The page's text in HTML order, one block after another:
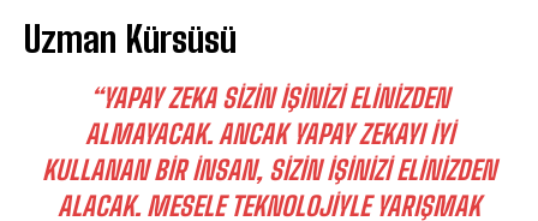
Uzman Kürsüsü
“YAPAY ZEKA SIZIN IŞINIZI ELINIZDEN
ALMAYACAK. ANCAK YAPAY ZEKAYI IYI
KULLANAN BIR INSAN, SIZIN IŞINIZI ELINIZDEN
ALACAK. MESELE TEKNOLOJIYLE YARIŞMAK